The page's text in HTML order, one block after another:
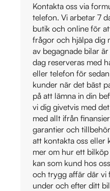
Kontakta oss via
telefon. Vi arbetar 7
butik och online för
frågor och hjälpa dig
av begagnade bilar
dag reserveras med
eller telefon för
kunder när det bäst
på att lämna in din
vi dig givetvis med
med allt ifrån
garantier och
att kontakta oss eller
mer om hur ett
kan som kund hos
och trygg affär där vi
under och efter ditt